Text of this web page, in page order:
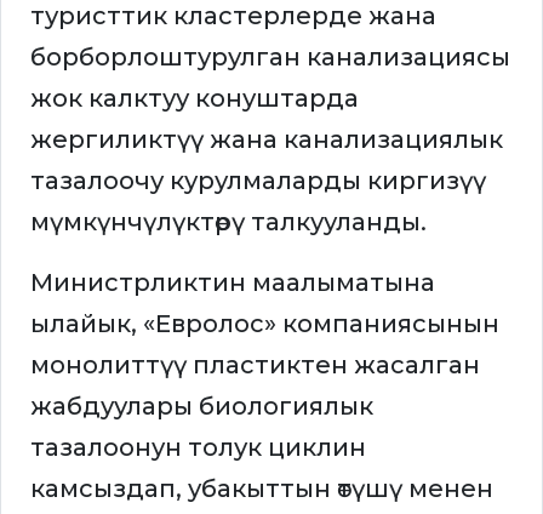
туристтик кластерлерде жана
борборлоштурулган канализациясы
жок калктуу конуштарда
жергиликтүү жана канализациялык
тазалоочу курулмаларды киргизүү
мүмкүнчүлүктөрү талкууланды.
Министрликтин маалыматына
ылайык, «Евролос» компаниясынын
монолиттүү пластиктен жасалган
жабдуулары биологиялык
тазалоонун толук циклин
камсыздап, убакыттын өтүшү менен